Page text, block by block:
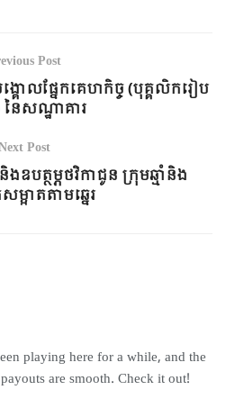
Post
គោលផ្នែកគេហកិច្ច (បុគ្គលិករៀប
នៃសណ្ឋាគារ
Post
ថម្ភថវិកាជូន ក្រុមឆ្មាំនិង
អាតតាមឆ្នេរ
playing here for a while, and the
are smooth. Check it out!